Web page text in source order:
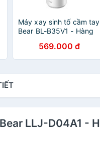
Máy xay sinh tố cầm tay
Bear BL-B35V1 - Hàng
569.000 đ
LLJ-D04A1 -